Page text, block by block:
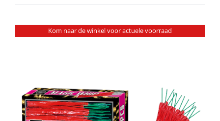
Kom naar de winkel voor actuele voorraad